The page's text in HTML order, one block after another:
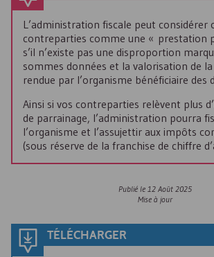
L’administration fiscale peut considérer
contreparties comme une « prestation
s’il n’existe pas une disproportion
sommes données et la valorisation de
rendue par l’organisme bénéficiaire des
Ainsi si vos contreparties relèvent plus
de parrainage, l’administration pourra
l’organisme et l’assujettir aux impôts
(sous réserve de la franchise de chiffre
Publié le 12 Août 2025
Mise à jour
TÉLÉCHARGER